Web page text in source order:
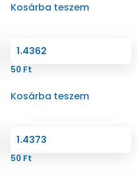
Kosárba teszem
1.4362
50 Ft
Kosárba teszem
1.4373
50 Ft